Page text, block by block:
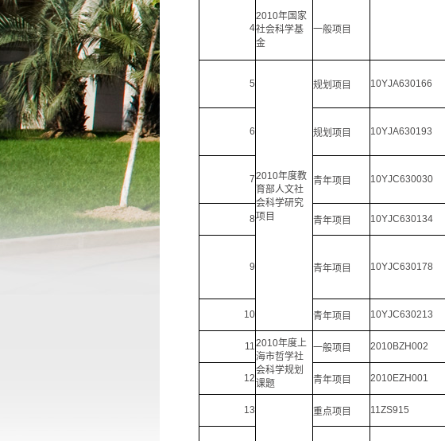
4
2010年国家
社会科学基
金
一般项目
5
2010年度教
育部人文社
会科学研究
项目
规划项目 10YJA630166
6 规划项目 10YJA630193
7 青年项目 10YJC630030
8 青年项目 10YJC630134
9 青年项目 10YJC630178
10 青年项目 10YJC630213
112010年度上
海市哲学社
会科学规划
课题
一般项目 2010BZH002
12 青年项目 2010EZH001
13 重点项目 11ZS915